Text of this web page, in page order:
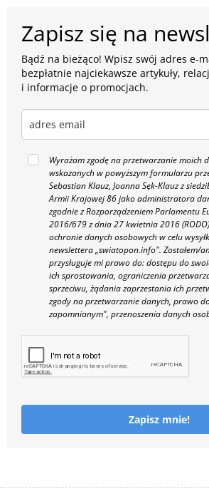
Zapisz się na
Bądź na bieżąco! Wpisz swój adres e-
bezpłatnie najciekawsze artykuły,
i informacje o promocjach.
Wyrażam zgodę na przetwarzanie moich
wskazanych w powyższym formularzu
Sebastian Klauz, Joanna Sęk-Klauz z
Armii Krajowej 86 jako administratora
zgodnie z Rozporządzeniem Parlamentu
2016/679 z dnia 27 kwietnia 2016
ochronie danych osobowych w celu
newslettera „swiatopon.info". Zostałem/
przysługuje mi prawo do: dostępu do
ich sprostowania, ograniczenia
sprzeciwu, żądania zaprzestania ich
zgody na przetwarzanie danych, prawo
zapomnianym", przenoszenia danych
Zapisz mnie!